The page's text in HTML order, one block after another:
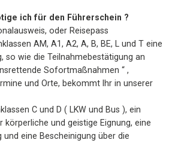
ich für den Führerschein ?
oder Reisepass
AM, A1, A2, A, B, BE, L und T eine
so wie die Teilnahmebestätigung an
Sofortmaßnahmen “ ,
und Orte, bekommt Ihr in unserer
C und D ( LKW und Bus ), ein
körperliche und geistige Eignung, eine
eine Bescheinigung über die